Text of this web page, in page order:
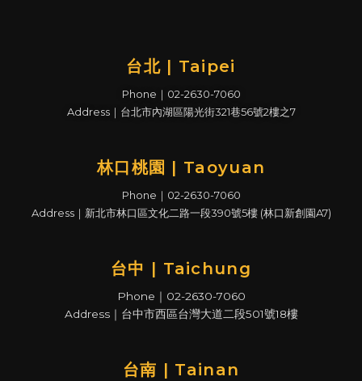
台北 | Taipei
Phone｜02-2630-7060
Address｜台北市內湖區陽光街321巷56號2樓之7
林口桃園 | Taoyuan
Phone｜02-2630-7060
Address｜新北市林口區文化二路一段390號5樓 (林口新創園A7)
台中 | Taichung
Phone｜02-2630-7060
Address｜台中市西區台灣大道二段501號18樓
台南 | Tainan